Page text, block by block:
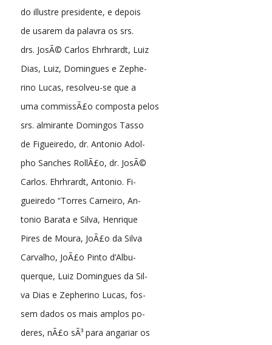
do illustre presidente, e depois
de usarem da palavra os srs.
drs. JosÃ© Carlos Ehrhrardt, Luiz
Dias, Luiz, Domingues e Zephe-
rino Lucas, resolveu-se que a
uma commissÃ£o composta pelos
srs. almirante Domingos Tasso
de Figueiredo, dr. Antonio Adol-
pho Sanches RollÃ£o, dr. JosÃ©
Carlos. Ehrhrardt, Antonio. Fi-
gueiredo “Torres Carneiro, An-
tonio Barata e Silva, Henrique
Pires de Moura, JoÃ£o da Silva
Carvalho, JoÃ£o Pinto d’Albu-
querque, Luiz Domingues da Sil-
va Dias e Zepherino Lucas, fos-
sem dados os mais amplos po-
deres, nÃ£o sÃ³ para angariar os